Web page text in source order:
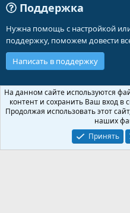
Поддержка
Нужна помощь с настройкой
поддержку, поможем довести
Написать в поддержку
Russian (RU)
Обратная связь
Условия и
Политика конфиденциальности
Community platform by XenForo ® ©
На данном сайте используются
контент и сохранить Ваш вход в
Продолжая использовать этот
наших
Принять